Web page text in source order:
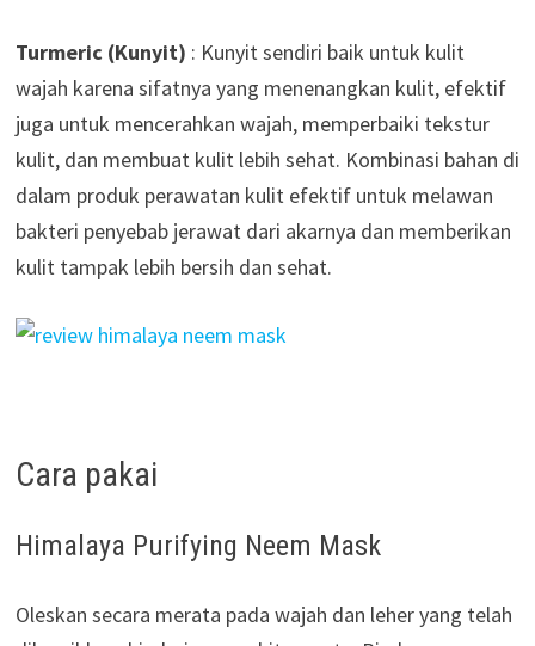
Turmeric (Kunyit) : Kunyit sendiri baik untuk kulit
wajah karena sifatnya yang menenangkan kulit, efektif
juga untuk mencerahkan wajah, memperbaiki tekstur
kulit, dan membuat kulit lebih sehat. Kombinasi bahan di
dalam produk perawatan kulit efektif untuk melawan
bakteri penyebab jerawat dari akarnya dan memberikan
kulit tampak lebih bersih dan sehat.
Cara pakai
Himalaya Purifying Neem Mask
Oleskan secara merata pada wajah dan leher yang telah